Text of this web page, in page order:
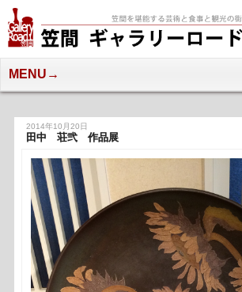
MENU
2014年10月20日
田中 荘弐 作品展